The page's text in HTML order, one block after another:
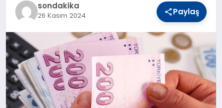
YAŞAM
TEKNOLOJI
sondakika
26 Kasım 2024 Paylaş